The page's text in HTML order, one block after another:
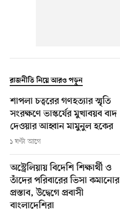
রাজনীতি নিয়ে আরও পড়ুন
শাপলা চত্বরের গণহত্যার স্মৃতি
সংরক্ষণে ভাস্কর্যের মুখাবয়ব বাদ
দেওয়ার আহ্বান মামুনুল হকের
১ ঘণ্টা আগে
অস্ট্রেলিয়ায় বিদেশি শিক্ষার্থী ও
তাঁদের পরিবারের ভিসা কমানোর
প্রস্তাব, উদ্বেগে প্রবাসী
বাংলাদেশিরা